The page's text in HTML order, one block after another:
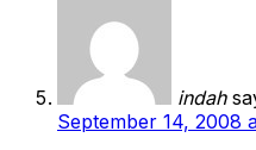
indah
September 14, 2008